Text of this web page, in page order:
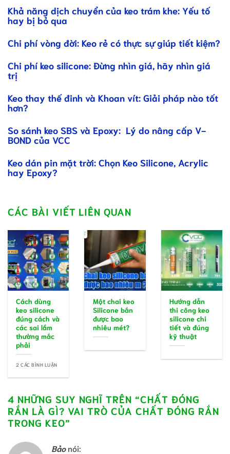
Khả năng dịch chuyển của keo trám khe: Yếu tố
hay bị bỏ qua
Chi phí vòng đời: Keo rẻ có thực sự giúp tiết kiệm?
Chi phí keo silicone: Đừng nhìn giá, hãy nhìn giá
trị
Keo thay thế đinh và Khoan vít: Giải pháp nào tốt
hơn?
So sánh keo SBS và Epoxy: Lý do nâng cấp V-
BOND của VCC
Keo dán pin mặt trời: Chọn Keo Silicone, Acrylic
hay Epoxy?
CÁC BÀI VIẾT LIÊN QUAN
Cách dùng
keo silicone
đúng cách và
các sai lầm
thường mắc
phải
2 CÁC BÌNH LUẬN
Một chai keo
Silicone bắn
được bao
nhiêu mét?
Hướng dẫn
thi công keo
silicone chi
tiết và đúng
kỹ thuật
4 NHỮNG SUY NGHĨ TRÊN “CHẤT ĐÓNG
RẮN LÀ GÌ? VAI TRÒ CỦA CHẤT ĐÓNG RẮN
TRONG KEO”
Bảo nói: